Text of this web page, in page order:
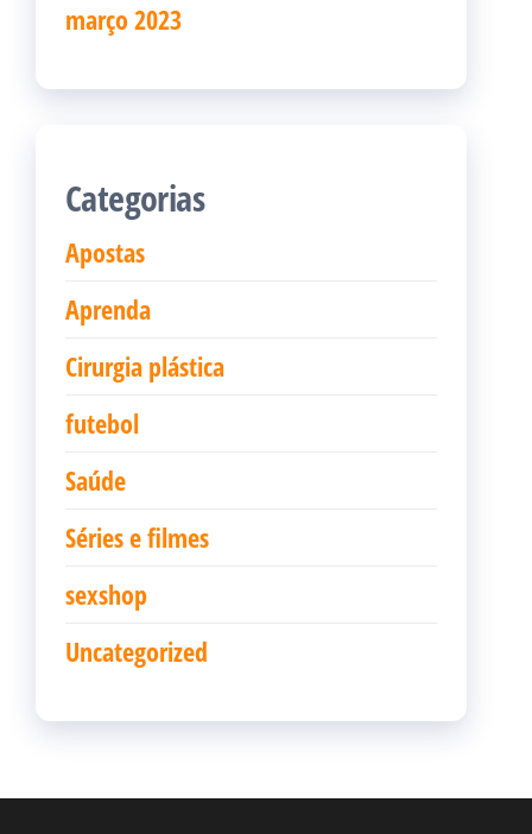
março 2023
Categorias
Apostas
Aprenda
Cirurgia plástica
futebol
Saúde
Séries e filmes
sexshop
Uncategorized